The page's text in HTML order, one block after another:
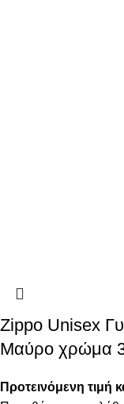
Zippo Unisex
Μαύρο χρώμα
Προτεινόμενη τιμή